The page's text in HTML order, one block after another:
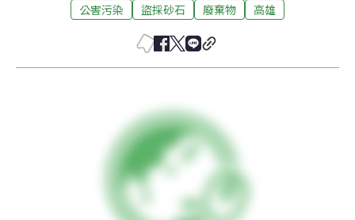
公害污染
盜採砂石 廢棄物 高雄